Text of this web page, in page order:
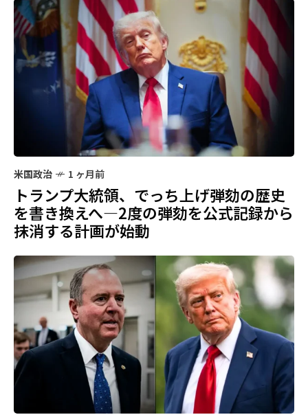
米国政治 1 ヶ月前
トランプ大統領、でっち上げ弾劾の歴史
を書き換えへ—2度の弾劾を公式記録から
抹消する計画が始動